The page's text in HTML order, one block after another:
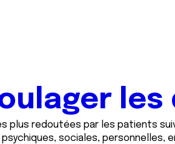
les
plus redoutées par les patients
sociales, personnelles,